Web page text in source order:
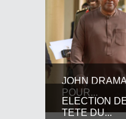
JOHN
POUR...
ELECTION
TETE DU...